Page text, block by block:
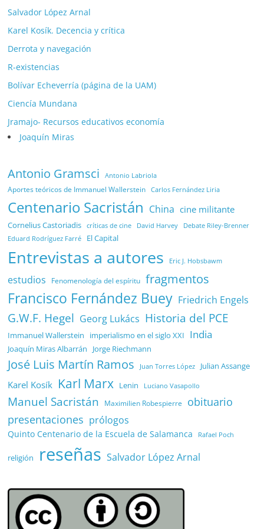
Salvador López Arnal
Karel Kosík. Decencia y crítica
Derrota y navegación
R-existencias
Bolívar Echeverría (página de la UAM)
Ciencía Mundana
Jramajo- Recursos educativos economía
Joaquín Miras
Antonio Gramsci Antonio Labriola
Aportes teóricos de Immanuel Wallerstein Carlos Fernández Liria
Centenario Sacristán China cine militante
Cornelius Castoriadis críticas de cine David Harvey Debate Riley-Brenner
Eduard Rodríguez Farré El Capital
Entrevistas a autores Eric J. Hobsbawm
estudios Fenomenología del espíritu fragmentos
Francisco Fernández Buey Friedrich Engels
G.W.F. Hegel Georg Lukács Historia del PCE
Immanuel Wallerstein imperialismo en el siglo XXI India
Joaquín Miras Albarrán Jorge Riechmann
José Luis Martín Ramos Juan Torres López Julian Assange
Karel Kosík Karl Marx Lenin Luciano Vasapollo
Manuel Sacristán Maximilien Robespierre
obituario
presentaciones prólogos
Quinto Centenario de la Escuela de Salamanca Rafael Poch
religión reseñas Salvador López Arnal